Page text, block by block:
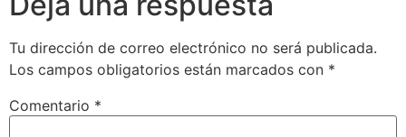
Tu dirección de correo electrónico no será publicada.
Los campos obligatorios están marcados con *
Comentario *